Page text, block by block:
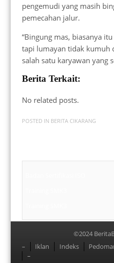
pengemudi yang masih
pemecahan jalur.
“Bingung mas, biasanya
tapi lumayan tidak kumuh
salah satu karyawan yang
Berita Terkait:
No related posts.
POSTED IN BERITA CIKARANG
©2024
Menu
– Iklan Indeks
–